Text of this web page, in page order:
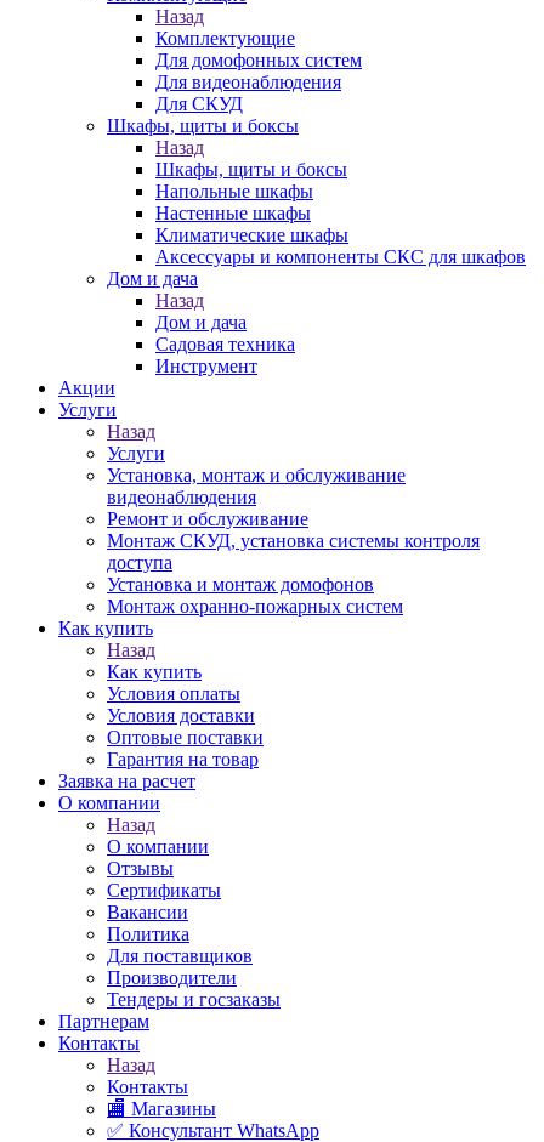
Назад
Комплектующие
Для домофонных систем
Для видеонаблюдения
Для СКУД
Шкафы, щиты и боксы
Назад
Шкафы, щиты и боксы
Напольные шкафы
Настенные шкафы
Климатические шкафы
Аксессуары и компоненты СКС для шкафов
Дом и дача
Назад
Дом и дача
Садовая техника
Инструмент
Акции
Услуги
Назад
Услуги
Установка, монтаж и обслуживание
видеонаблюдения
Ремонт и обслуживание
Монтаж СКУД, установка системы контроля
доступа
Установка и монтаж домофонов
Монтаж охранно-пожарных систем
Как купить
Назад
Как купить
Условия оплаты
Условия доставки
Оптовые поставки
Гарантия на товар
Заявка на расчет
О компании
Назад
О компании
Отзывы
Сертификаты
Вакансии
Политика
Для поставщиков
Производители
Тендеры и госзаказы
Партнерам
Контакты
Назад
Контакты
🏬 Магазины
✅️ Консультант WhatsApp